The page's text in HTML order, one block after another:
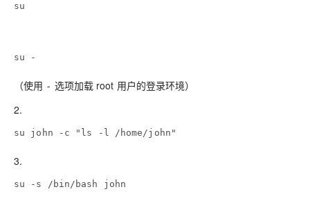
su
su -
（使用 - 选项加载 root 用户的登录环境）
2.
su john -c "ls -l /home/john"
3.
su -s /bin/bash john